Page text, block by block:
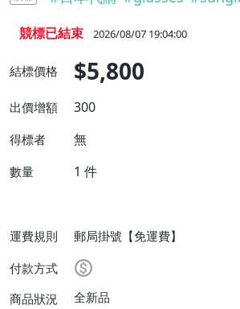
競標已結束 2026/08/07 19:04:00
結標價格 $5,800
出價增額 300
得標者 無
數量 1 件
運費規則
郵局掛號【免運費】
付款方式
商品狀況
全新品